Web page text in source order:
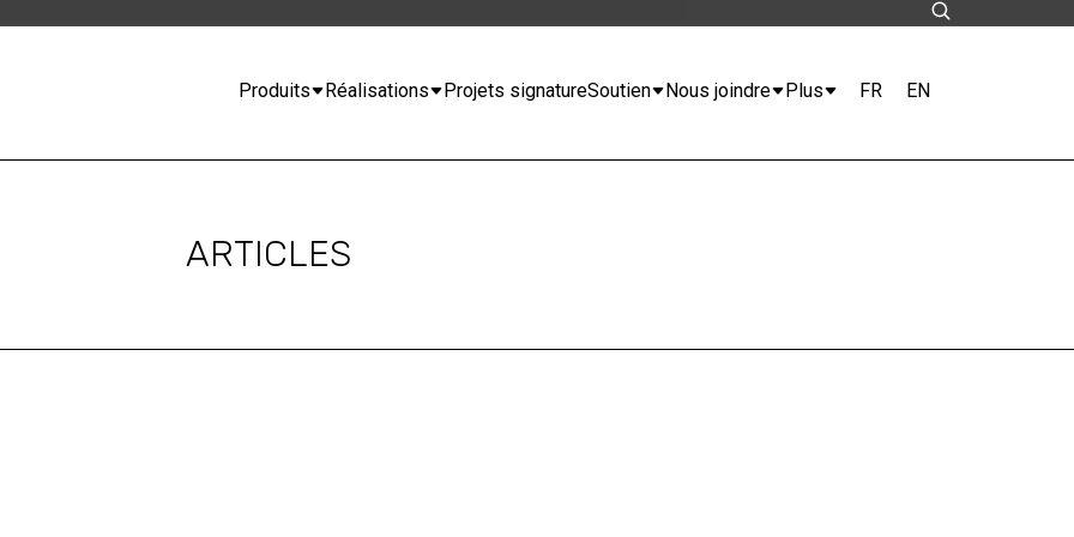
Produits Réalisations Projets signatureSoutien Nous joindre Plus FR EN
ARTICLES